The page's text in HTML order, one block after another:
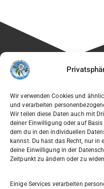
Wir verwenden Cookies und
und verarbeiten
Wir teilen diese Daten auch mit
deiner Einwilligung oder auf
dem du in den individuellen
kannst. Du hast das Recht, nur in
deine Einwilligung in der
Zeitpunkt zu ändern oder zu
Einige Services verarbeiten
Besuchen Sie auch
Willi-Graf-
12207 Berlin
030 7729004